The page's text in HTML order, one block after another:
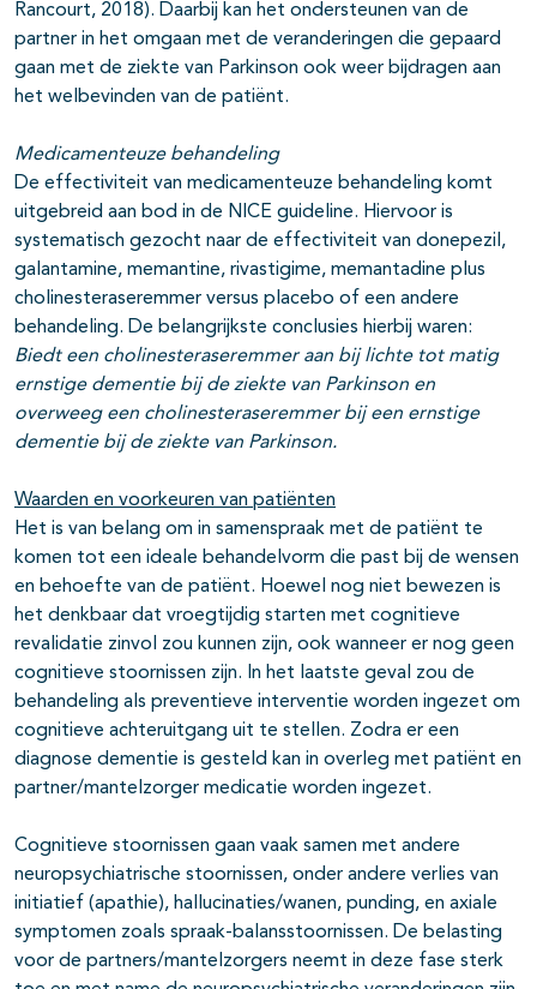
Rancourt, 2018). Daarbij kan het ondersteunen van de
partner in het omgaan met de veranderingen die gepaard
gaan met de ziekte van Parkinson ook weer bijdragen aan
het welbevinden van de patiënt.
Medicamenteuze behandeling
De effectiviteit van medicamenteuze behandeling komt
uitgebreid aan bod in de NICE guideline. Hiervoor is
systematisch gezocht naar de effectiviteit van donepezil,
galantamine, memantine, rivastigime, memantadine plus
cholinesteraseremmer versus placebo of een andere
behandeling. De belangrijkste conclusies hierbij waren:
Biedt een cholinesteraseremmer aan bij lichte tot matig
ernstige dementie bij de ziekte van Parkinson en
overweeg een cholinesteraseremmer bij een ernstige
dementie bij de ziekte van Parkinson.
Waarden en voorkeuren van patiënten
Het is van belang om in samenspraak met de patiënt te
komen tot een ideale behandelvorm die past bij de wensen
en behoefte van de patiënt. Hoewel nog niet bewezen is
het denkbaar dat vroegtijdig starten met cognitieve
revalidatie zinvol zou kunnen zijn, ook wanneer er nog geen
cognitieve stoornissen zijn. In het laatste geval zou de
behandeling als preventieve interventie worden ingezet om
cognitieve achteruitgang uit te stellen. Zodra er een
diagnose dementie is gesteld kan in overleg met patiënt en
partner/mantelzorger medicatie worden ingezet.
Cognitieve stoornissen gaan vaak samen met andere
neuropsychiatrische stoornissen, onder andere verlies van
initiatief (apathie), hallucinaties/wanen, punding, en axiale
symptomen zoals spraak-balansstoornissen. De belasting
voor de partners/mantelzorgers neemt in deze fase sterk